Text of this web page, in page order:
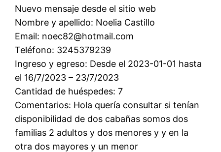
Nuevo mensaje desde el sitio web
Nombre y apellido: Noelia Castillo
Email: noec82@hotmail.com
Teléfono: 3245379239
Ingreso y egreso: Desde el 2023-01-01 hasta
el 16/7/2023 – 23/7/2023
Cantidad de huéspedes: 7
Comentarios: Hola quería consultar si tenían
disponibilidad de dos cabañas somos dos
familias 2 adultos y dos menores y y en la
otra dos mayores y un menor